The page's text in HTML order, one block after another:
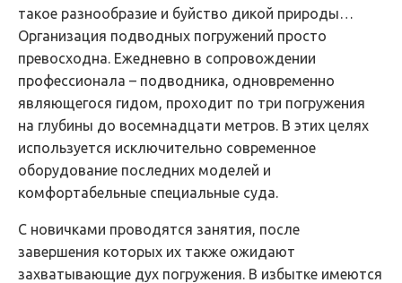
такое разнообразие и буйство дикой природы…
Организация подводных погружений просто
превосходна. Ежедневно в сопровождении
профессионала – подводника, одновременно
являющегося гидом, проходит по три погружения
на глубины до восемнадцати метров. В этих целях
используется исключительно современное
оборудование последних моделей и
комфортабельные специальные суда.
С новичками проводятся занятия, после
завершения которых их также ожидают
захватывающие дух погружения. В избытке имеются